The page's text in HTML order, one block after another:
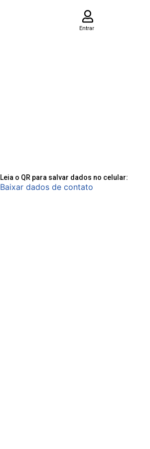
Entrar
Leia o QR para salvar dados no celular:
Baixar dados de contato